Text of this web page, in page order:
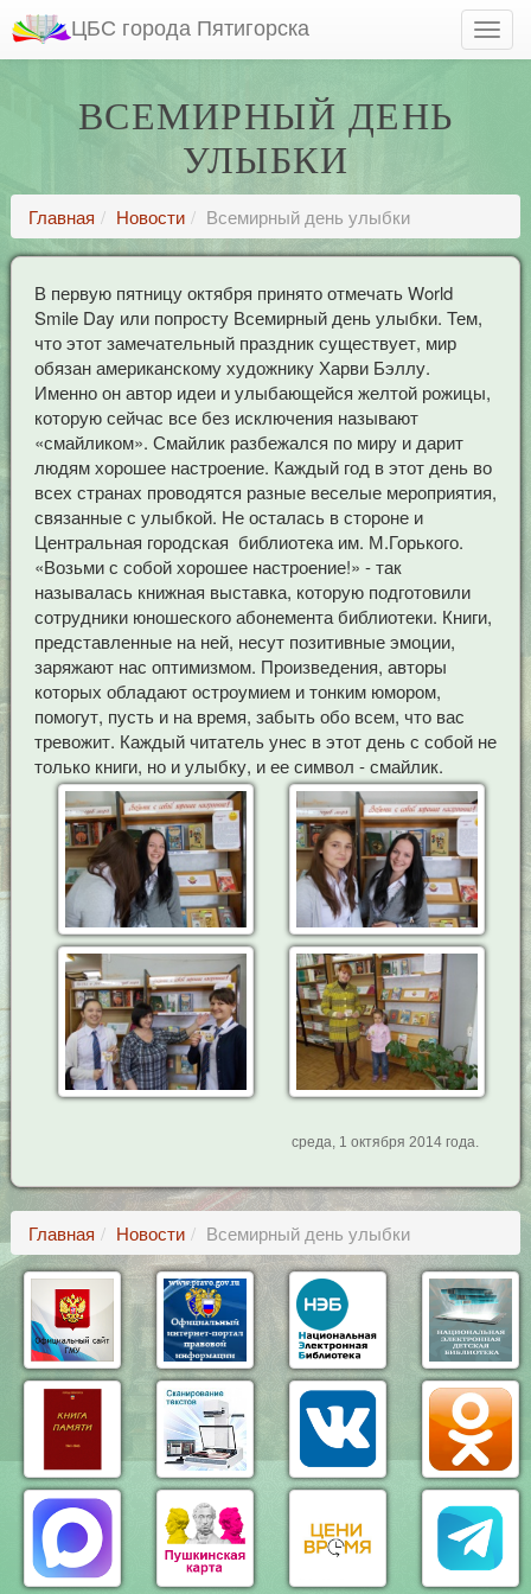
ЦБС города Пятигорска
ВСЕМИРНЫЙ ДЕНЬ
УЛЫБКИ
Главная Новости Всемирный день улыбки
В первую пятницу октября принято отмечать World
Smile Day или попросту Всемирный день улыбки. Тем,
что этот замечательный праздник существует, мир
обязан американскому художнику Харви Бэллу.
Именно он автор идеи и улыбающейся желтой рожицы,
которую сейчас все без исключения называют
«смайликом». Смайлик разбежался по миру и дарит
людям хорошее настроение. Каждый год в этот день во
всех странах проводятся разные веселые мероприятия,
связанные с улыбкой. Не осталась в стороне и
Центральная городская библиотека им. М.Горького.
«Возьми с собой хорошее настроение!» - так
называлась книжная выставка, которую подготовили
сотрудники юношеского абонемента библиотеки. Книги,
представленные на ней, несут позитивные эмоции,
заряжают нас оптимизмом. Произведения, авторы
которых обладают остроумием и тонким юмором,
помогут, пусть и на время, забыть обо всем, что вас
тревожит. Каждый читатель унес в этот день с собой не
только книги, но и улыбку, и ее символ - смайлик.
среда, 1 октября 2014 года.
Главная Новости Всемирный день улыбки